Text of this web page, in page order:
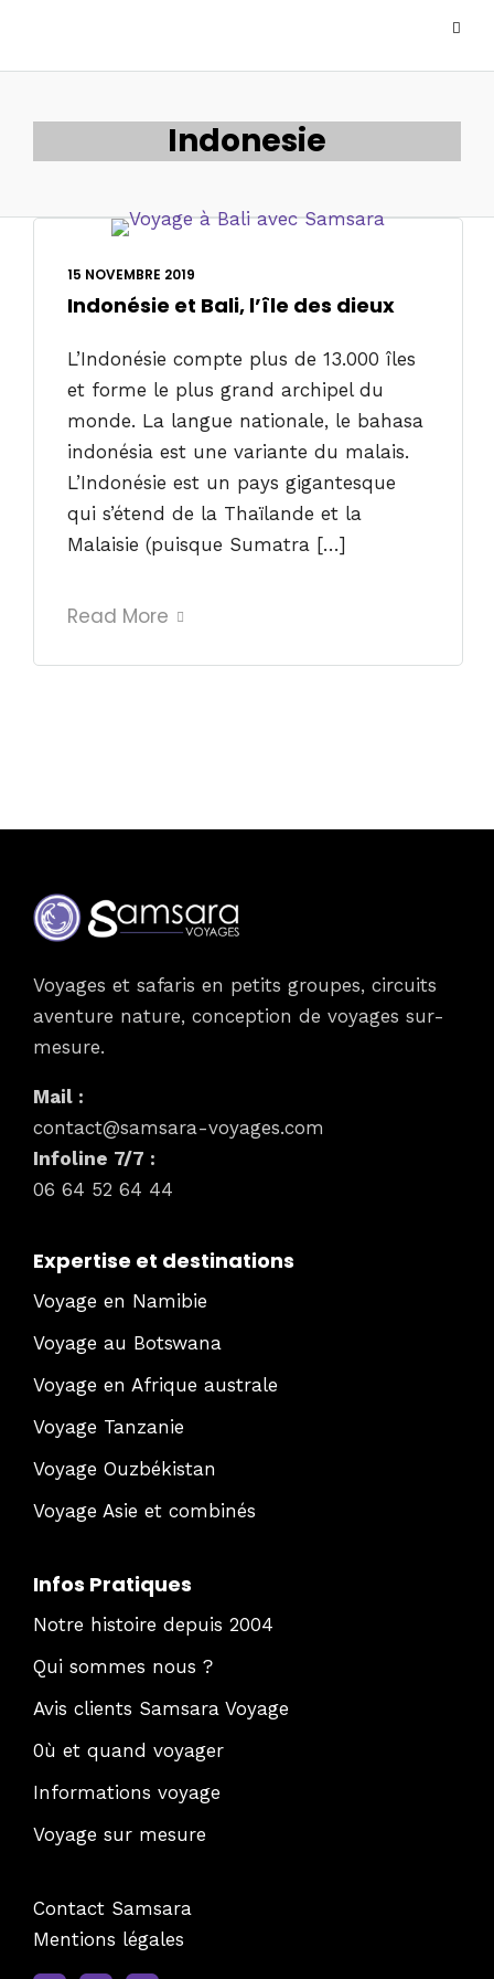
Indonesie
15 NOVEMBRE 2019
Indonésie et Bali, l’île des dieux
L’Indonésie compte plus de 13.000 îles
et forme le plus grand archipel du
monde. La langue nationale, le bahasa
indonésia est une variante du malais.
L’Indonésie est un pays gigantesque
qui s’étend de la Thaïlande et la
Malaisie (puisque Sumatra […]
Read More
Voyages et safaris en petits groupes, circuits
aventure nature, conception de voyages sur-
mesure.
Mail :
contact@samsara-voyages.com
Infoline 7/7 :
06 64 52 64 44
Expertise et destinations
Voyage en Namibie
Voyage au Botswana
Voyage en Afrique australe
Voyage Tanzanie
Voyage Ouzbékistan
Voyage Asie et combinés
Infos Pratiques
Notre histoire depuis 2004
Qui sommes nous ?
Avis clients Samsara Voyage
0ù et quand voyager
Informations voyage
Voyage sur mesure
Contact Samsara
Mentions légales